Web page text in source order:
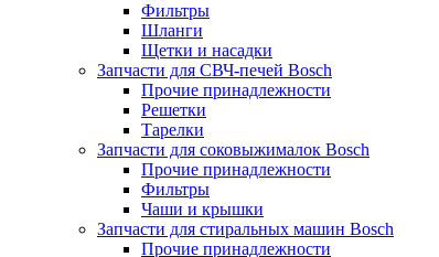
Фильтры
Шланги
Щетки и насадки
Запчасти для СВЧ-печей Bosch
Прочие принадлежности
Решетки
Тарелки
Запчасти для соковыжималок Bosch
Прочие принадлежности
Фильтры
Чаши и крышки
Запчасти для стиральных машин Bosch
Прочие принадлежности